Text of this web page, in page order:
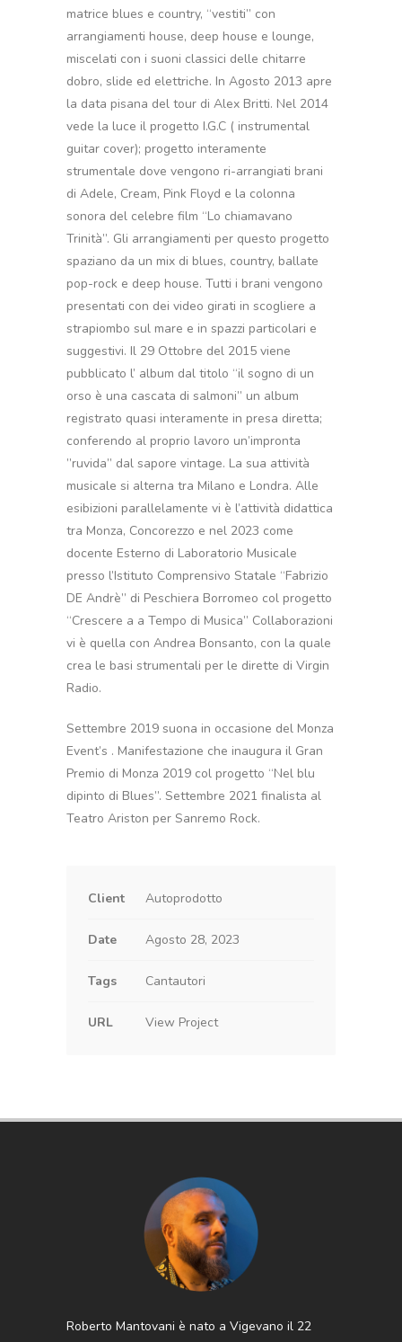
matrice blues e country, “vestiti” con
arrangiamenti house, deep house e lounge,
miscelati con i suoni classici delle chitarre
dobro, slide ed elettriche. In Agosto 2013 apre
la data pisana del tour di Alex Britti. Nel 2014
vede la luce il progetto I.G.C ( instrumental
guitar cover); progetto interamente
strumentale dove vengono ri-arrangiati brani
di Adele, Cream, Pink Floyd e la colonna
sonora del celebre film “Lo chiamavano
Trinità”. Gli arrangiamenti per questo progetto
spaziano da un mix di blues, country, ballate
pop-rock e deep house. Tutti i brani vengono
presentati con dei video girati in scogliere a
strapiombo sul mare e in spazzi particolari e
suggestivi. Il 29 Ottobre del 2015 viene
pubblicato l’ album dal titolo “il sogno di un
orso è una cascata di salmoni” un album
registrato quasi interamente in presa diretta;
conferendo al proprio lavoro un’impronta
”ruvida” dal sapore vintage. La sua attività
musicale si alterna tra Milano e Londra. Alle
esibizioni parallelamente vi è l’attività didattica
tra Monza, Concorezzo e nel 2023 come
docente Esterno di Laboratorio Musicale
presso l’Istituto Comprensivo Statale “Fabrizio
DE Andrè” di Peschiera Borromeo col progetto
“Crescere a a Tempo di Musica” Collaborazioni
vi è quella con Andrea Bonsanto, con la quale
crea le basi strumentali per le dirette di Virgin
Radio.
Settembre 2019 suona in occasione del Monza
Event’s . Manifestazione che inaugura il Gran
Premio di Monza 2019 col progetto “Nel blu
dipinto di Blues”. Settembre 2021 finalista al
Teatro Ariston per Sanremo Rock.
Client Autoprodotto
Date Agosto 28, 2023
Tags Cantautori
URL View Project
Roberto Mantovani è nato a Vigevano il 22